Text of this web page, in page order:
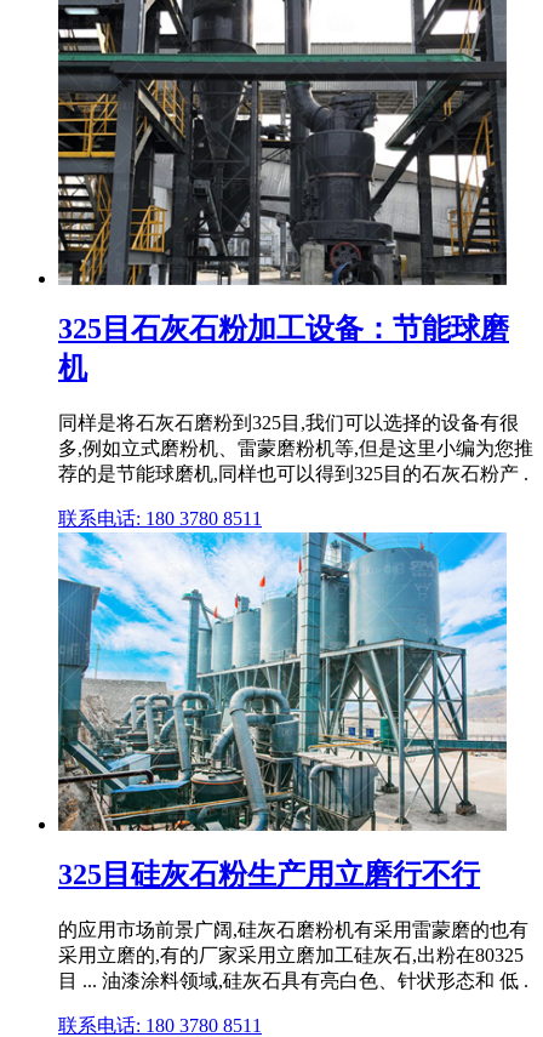
325目石灰石粉加工设备：节能球磨
机
同样是将石灰石磨粉到325目,我们可以选择的设备有很
多,例如立式磨粉机、雷蒙磨粉机等,但是这里小编为您推
荐的是节能球磨机,同样也可以得到325目的石灰石粉产 .
联系电话: 180 3780 8511
325目硅灰石粉生产用立磨行不行
的应用市场前景广阔,硅灰石磨粉机有采用雷蒙磨的也有
采用立磨的,有的厂家采用立磨加工硅灰石,出粉在80325
目 ... 油漆涂料领域,硅灰石具有亮白色、针状形态和 低 .
联系电话: 180 3780 8511